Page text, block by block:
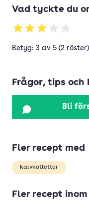
Vad tyckte du
Betyg: 3 av 5 (2 röster)
Frågor, tips och
Bli
Fler recept med
kalvkotletter
Fler recept inom